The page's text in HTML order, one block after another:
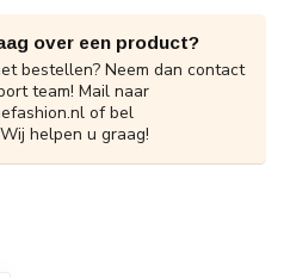
over een product?
bestellen? Neem dan contact
team! Mail naar
of bel
helpen u graag!